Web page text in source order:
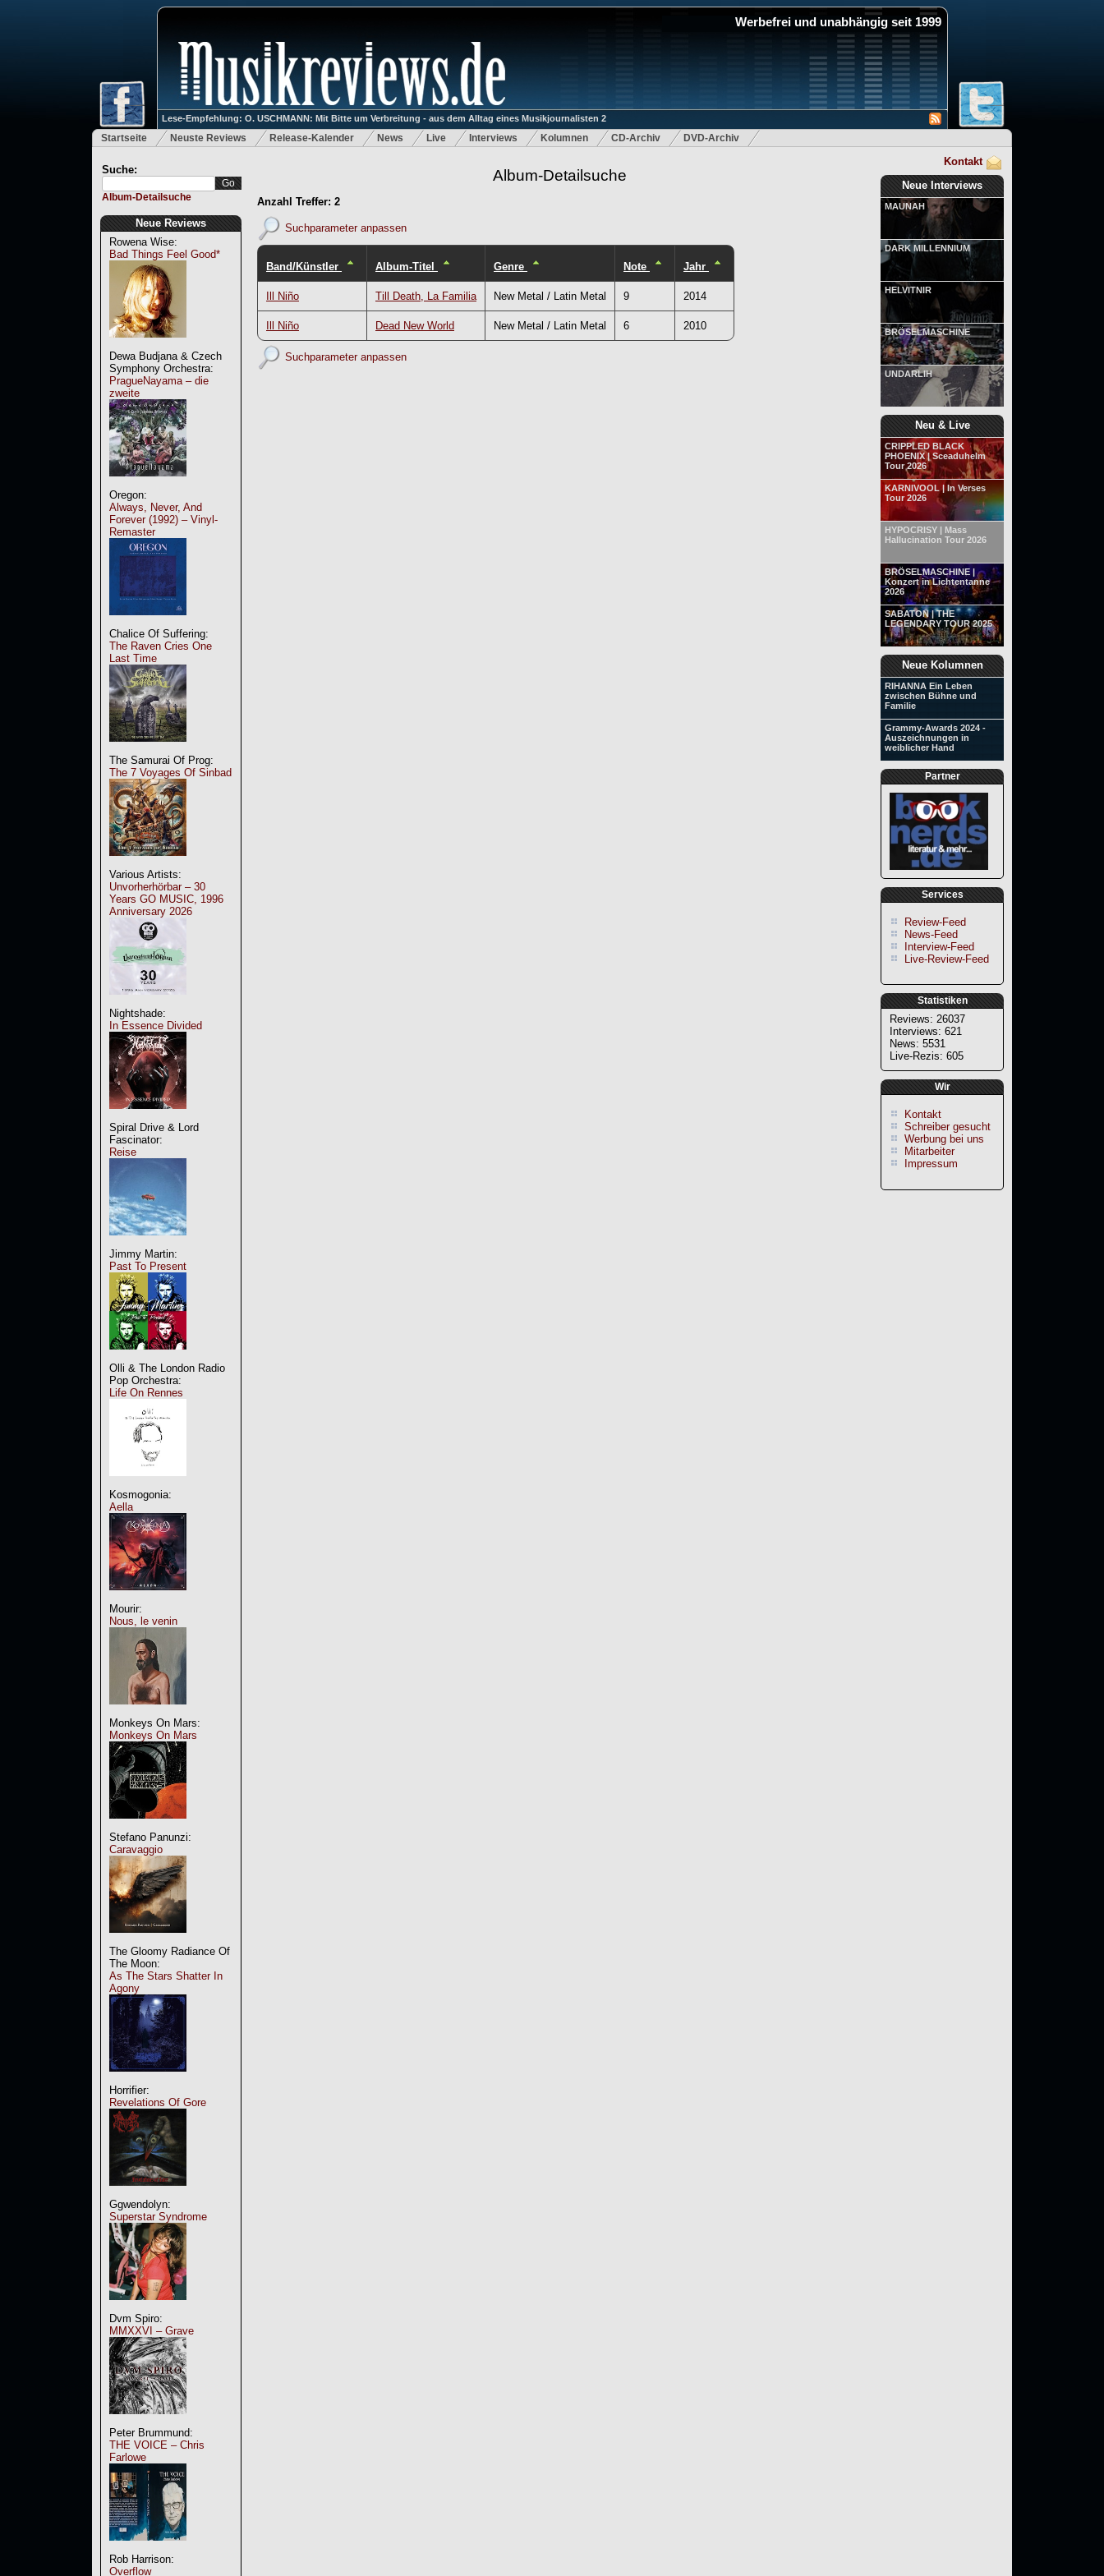
Werbefrei und unabhängig seit 1999
Lese-Empfehlung: O. USCHMANN: Mit Bitte um Verbreitung - aus dem Alltag eines Musikjournalisten 2
Startseite Neuste Reviews Release-Kalender News Live Interviews Kolumnen CD-Archiv DVD-Archiv
Suche:
Album-Detailsuche
Neue Reviews
Rowena Wise:
Bad Things Feel Good*
Dewa Budjana & Czech
Symphony Orchestra:
PragueNayama – die
zweite
Oregon:
Always, Never, And
Forever (1992) – Vinyl-
Remaster
Chalice Of Suffering:
The Raven Cries One
Last Time
The Samurai Of Prog:
The 7 Voyages Of Sinbad
Various Artists:
Unvorherhörbar – 30
Years GO MUSIC, 1996
Anniversary 2026
Nightshade:
In Essence Divided
Spiral Drive & Lord
Fascinator:
Reise
Jimmy Martin:
Past To Present
Olli & The London Radio
Pop Orchestra:
Life On Rennes
Kosmogonia:
Aella
Mourir:
Nous, le venin
Monkeys On Mars:
Monkeys On Mars
Stefano Panunzi:
Caravaggio
The Gloomy Radiance Of
The Moon:
As The Stars Shatter In
Agony
Horrifier:
Revelations Of Gore
Ggwendolyn:
Superstar Syndrome
Dvm Spiro:
MMXXVI – Grave
Peter Brummund:
THE VOICE – Chris
Farlowe
Rob Harrison:
Overflow
Kontakt
Neue Interviews
MAUNAH
DARK MILLENNIUM
HELVITNIR
BRÖSELMASCHINE
UNDARLIH
Neu & Live
CRIPPLED BLACK
PHOENIX | Sceaduhelm
Tour 2026
KARNIVOOL | In Verses
Tour 2026
HYPOCRISY | Mass
Hallucination Tour 2026
BRÖSELMASCHINE |
Konzert in Lichtentanne
2026
SABATON | THE
LEGENDARY TOUR 2025
Neue Kolumnen
RIHANNA Ein Leben
zwischen Bühne und
Familie
Grammy-Awards 2024 -
Auszeichnungen in
weiblicher Hand
Partner
Services
Review-Feed
News-Feed
Interview-Feed
Live-Review-Feed
Statistiken
Reviews: 26037
Interviews: 621
News: 5531
Live-Rezis: 605
Wir
Kontakt
Schreiber gesucht
Werbung bei uns
Mitarbeiter
Impressum
Album-Detailsuche
Anzahl Treffer: 2
Suchparameter anpassen
Band/Künstler Album-Titel Genre Note Jahr
Ill Niño Till Death, La Familia New Metal / Latin Metal 9 2014
Ill Niño Dead New World New Metal / Latin Metal 6 2010
Suchparameter anpassen